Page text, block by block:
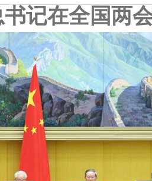
记在全国两
务院2026年重